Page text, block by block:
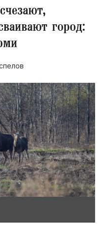
город: